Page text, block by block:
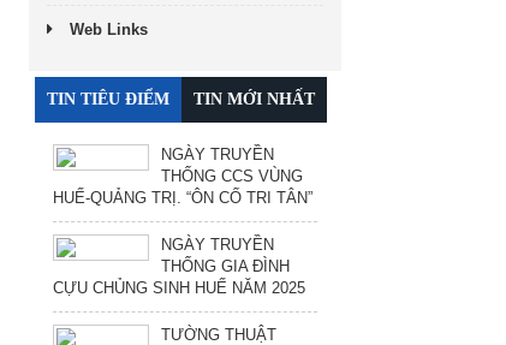
Web Links
TIN TIÊU ĐIỂM TIN MỚI NHẤT
NGÀY TRUYỀN
THỐNG CCS VÙNG
HUẾ-QUẢNG TRỊ. “ÔN CỐ TRI TÂN”
NGÀY TRUYỀN
THỐNG GIA ĐÌNH
CỰU CHỦNG SINH HUẾ NĂM 2025
TƯỜNG THUẬT